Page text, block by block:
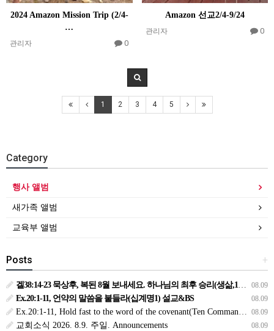
2024 Amazon Mission Trip (2/4-
…
관리자 0
Amazon 선교2/4-9/24
관리자 0
1 2 3 4 5
Category
행사 앨범
새가족 앨범
교육부 앨범
+
Posts
08.09
겔38:14-23 묵상후, 복된 8월 보내세요. 하나님의 최후 승리(생삶,11,화) *예수생명 내생명 우리생명!
08.09
Ex.20:1-11, 언약의 말씀을 붙들라(십계명1) 설교&BS
08.09
Ex.20:1-11, Hold fast to the word of the covenant(Ten Commandments 1):Sermon & BS
08.09
교회소식 2026. 8.9. 주일. Announcements